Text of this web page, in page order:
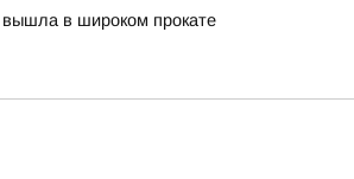
вышла в широком прокате